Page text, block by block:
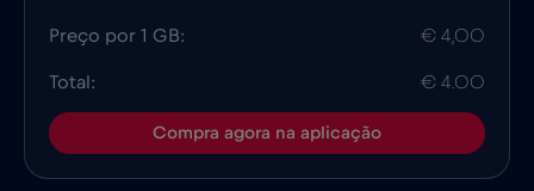
Preço por 1 GB: € 4,00
Total: € 4.00
Compra agora na aplicação